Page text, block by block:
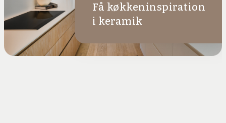
Få køkkeninspiration
i keramik